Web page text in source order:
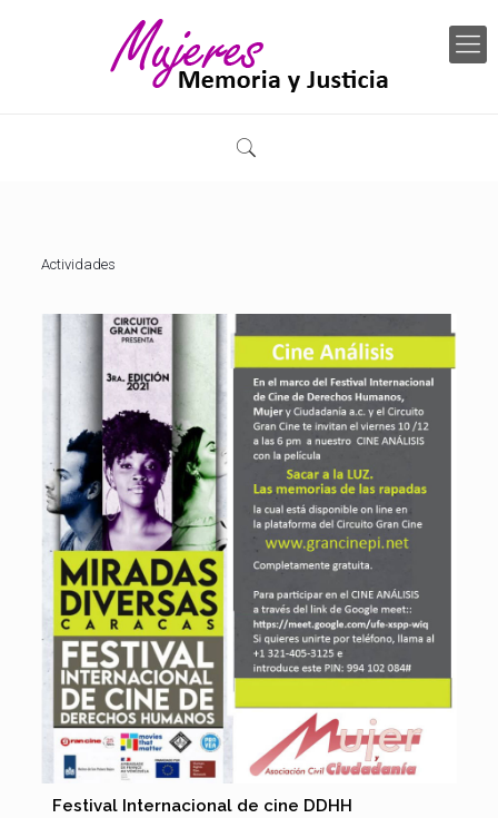
Actividades
Festival Internacional de cine DDHH